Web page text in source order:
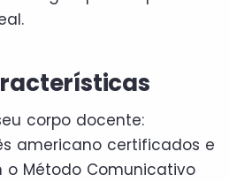
corpo docente:
americano certificados e
o Método Comunicativo